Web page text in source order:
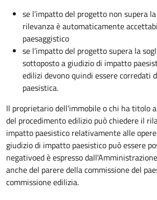
se l’impatto del progetto non supera
rilevanza è automaticamente
paesaggistico
se l’impatto del progetto supera la
sottoposto a giudizio di impatto
edilizi devono quindi essere corredati
paesistica.
Il proprietario dell'immobile o chi ha titolo
del procedimento edilizio può chiedere il
impatto paesistico relativamente alle
giudizio di impatto paesistico può essere
negativoed è espresso
anche del parere della commissione del
commissione edilizia.